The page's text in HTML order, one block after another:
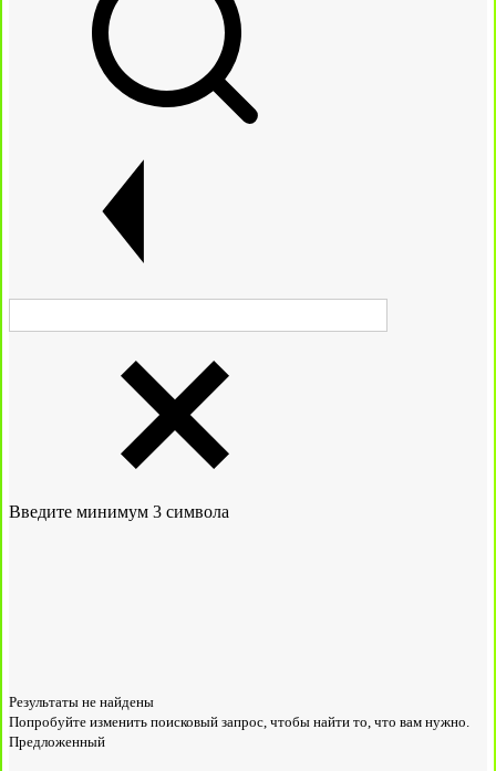
Введите минимум 3 символа
Результаты не найдены
Попробуйте изменить поисковый запрос, чтобы найти то, что вам нужно.
Предложенный